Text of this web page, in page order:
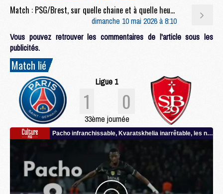
Match : PSG/Brest, sur quelle chaine et à quelle heure regarder le match et le multiplex ?
dimanche 10 mai 2026 à 8:10
Vous pouvez retrouver les commentaires de l'article sous les
publicités.
Match lié
Ligue 1
1 0
33ème journée